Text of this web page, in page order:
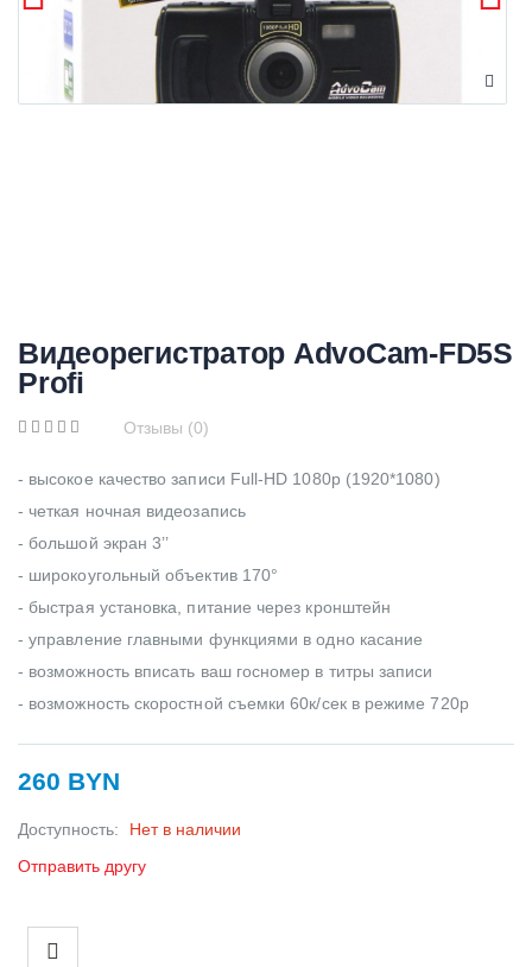
Видеорегистратор AdvoCam-FD5S
Profi
Отзывы (0)
- высокое качество записи Full-HD 1080p (1920*1080)
- четкая ночная видеозапись
- большой экран 3’’
- широкоугольный объектив 170°
- быстрая установка, питание через кронштейн
- управление главными функциями в одно касание
- возможность вписать ваш госномер в титры записи
- возможность скоростной съемки 60к/сек в режиме 720p
260 BYN
Доступность:
Нет в наличии
Отправить другу